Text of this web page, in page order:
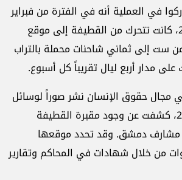
في العملية أنه في الفترة من فبراير
2019 إلى أبريل 2012، كانت تتحرك من القطيفة إلى موقع
ست إلى ثماني شاحنات محملة بالتراب
مدار أربع ليال تقريباً كل أسبوع.
حقوق الإنسان نشر صوراً لوسائل
إعلام محلية عام 2014، كشفت عن وجود مقبرة القطيفة
مشارف دمشق. وقد تحدد موقعها
من خلال شهادات في المحاكم وتقارير